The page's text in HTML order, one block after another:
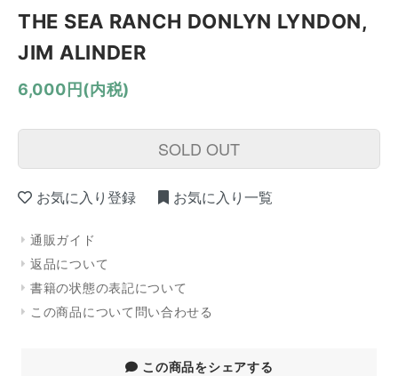
THE SEA RANCH DONLYN LYNDON,
JIM ALINDER
6,000円(内税)
SOLD OUT
お気に入り登録 お気に入り一覧
通販ガイド
返品について
書籍の状態の表記について
この商品について問い合わせる
この商品をシェアする